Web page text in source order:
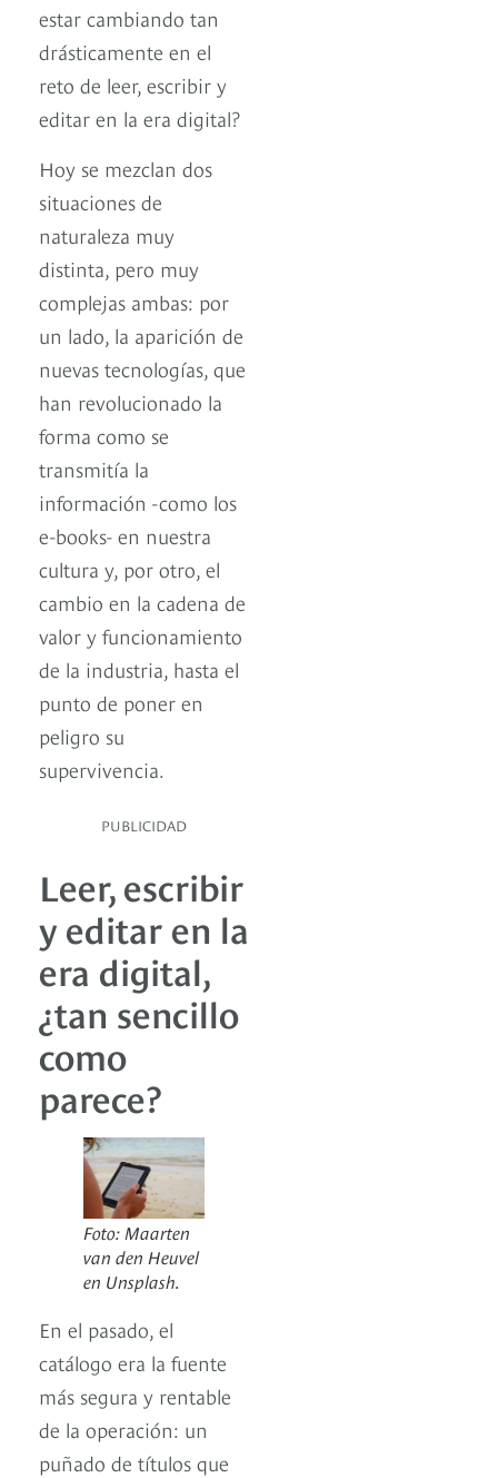
estar cambiando tan
drásticamente en el
reto de leer, escribir y
editar en la era digital?
Hoy se mezclan dos
situaciones de
naturaleza muy
distinta, pero muy
complejas ambas: por
un lado, la aparición de
nuevas tecnologías, que
han revolucionado la
forma como se
transmitía la
información -como los
e-books- en nuestra
cultura y, por otro, el
cambio en la cadena de
valor y funcionamiento
de la industria, hasta el
punto de poner en
peligro su
supervivencia.
PUBLICIDAD
Leer, escribir
y editar en la
era digital,
¿tan sencillo
como
parece?
Foto: Maarten
van den Heuvel
en Unsplash.
En el pasado, el
catálogo era la fuente
más segura y rentable
de la operación: un
puñado de títulos que